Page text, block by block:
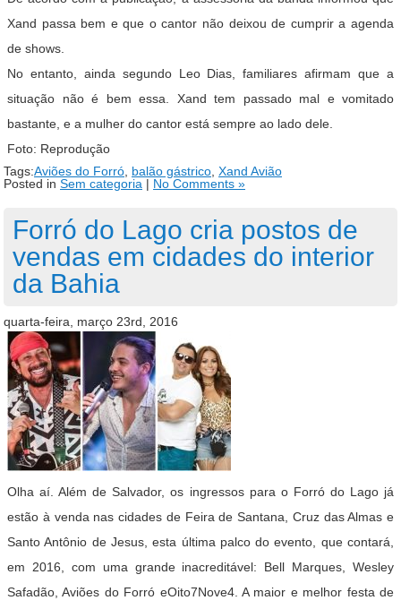
Xand passa bem e que o cantor não deixou de cumprir a agenda
de shows.
No entanto, ainda segundo Leo Dias, familiares afirmam que a
situação não é bem essa. Xand tem passado mal e vomitado
bastante, e a mulher do cantor está sempre ao lado dele.
Foto: Reprodução
Tags:Aviões do Forró, balão gástrico, Xand Avião
Posted in Sem categoria | No Comments »
Forró do Lago cria postos de
vendas em cidades do interior
da Bahia
quarta-feira, março 23rd, 2016
Olha aí. Além de Salvador, os ingressos para o Forró do Lagojá
estão à venda nas cidades de Feira de Santana, Cruz das Almas e
Santo Antônio de Jesus, esta última palco do evento, que contará,
em 2016, com uma grande inacreditável: Bell Marques, Wesley
Safadão,Aviões do Forró eOito7Nove4. A maior e melhor festa de